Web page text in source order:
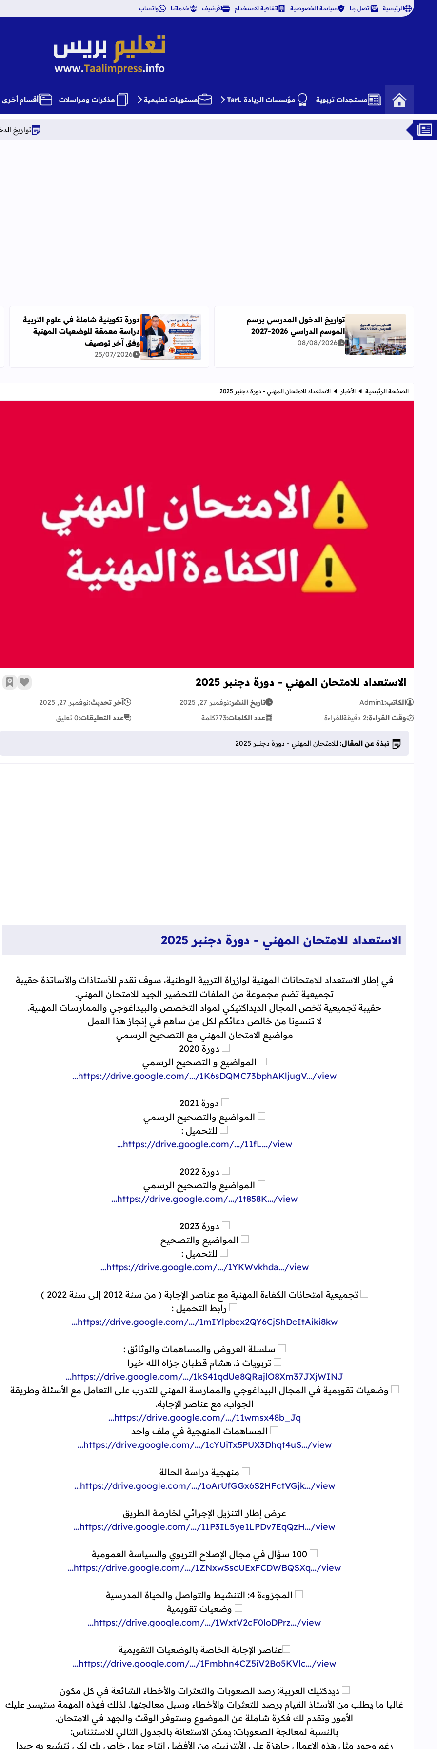
الرئيسية اتصل بنا سياسة الخصوصية اتفاقية الاستخدام الأرشيف خدماتنا واتساب
تعليم بريس TaalimPress
مستجدات تربوية مؤسسات الريادة TarL مستويات تعليمية مذكرات ومراسلات أقسام أخرى
تواريخ الدخول المدرسي برسم
اقرأ المزيد عن تواريخ الدخول المدرسي برسم الموسم الدراسي 2026-2027
تواريخ الدخول المدرسي برسم
الموسم الدراسي 2026-2027
08/08/2026 اقرأ المزيد عن دورة تكوينية شاملة في علوم التربية
دورة تكوينية شاملة في علوم التربية
دراسة معمقة للوضعيات المهنية
وفق آخر توصيف
25/07/2026
الصفحة الرئيسية الأخبار الاستعداد للامتحان المهني - دورة دجنبر 2025
الاستعداد للامتحان المهني - دورة دجنبر 2025 زر
الكاتب:Admin1 تاريخ النشر:نوفمبر 27, 2025 آخر تحديث:نوفمبر 27, 2025
وقت القراءة:2 دقيقة للقراءة عدد الكلمات:773كلمة عدد التعليقات:0 تعليق
نبذة عن المقال: للامتحان المهني - دورة دجنبر 2025
الاستعداد للامتحان المهني - دورة دجنبر 2025
في إطار الاستعداد للامتحانات المهنية لوازراة التربية الوطنية، سوف نقدم للأستاذات والأساتذة حقيبة
تجميعية تضم مجموعة من الملفات للتحضير الجيد للامتحان المهني.
حقيبة تجميعية تخص المجال الديداكتيكي لمواد التخصص والبيداغوجي والممارسات المهنية.
لا تنسونا من خالص دعائكم لكل من ساهم في إنجاز هذا العمل
مواضيع الامتحان المهني مع التصحيح الرسمي
دورة 2020
المواضيع و التصحيح الرسمي
https://drive.google.com/.../1K6sDQMC73bphAKljugV.../view...
دورة 2021
المواضيع والتصحيح الرسمي
للتحميل :
https://drive.google.com/.../11fL.../view...
دورة 2022
المواضيع والتصحيح الرسمي
https://drive.google.com/.../1t858K.../view...
دورة 2023
المواضيع والتصحيح
للتحميل :
https://drive.google.com/.../1YKWvkhda.../view...
تجميعية امتحانات الكفاءة المهنية مع عناصر الإجابة ( من سنة 2012 إلى سنة 2022 )
رابط التحميل :
https://drive.google.com/.../1mIYlpbcx2QY6CjShDcItAiki8kw...
سلسلة العروض والمساهمات والوثائق :
تربويات ذ. هشام قطبان جزاه الله خيرا
https://drive.google.com/.../1kS41qdUe8QRajlO8Xm37JXjWINJ...
وضعيات تقويمية في المجال البيداغوجي والممارسة المهني للتدرب على التعامل مع الأسئلة وطريقة
الجواب، مع عناصر الإجابة.
https://drive.google.com/.../11wmsx48b_Jq...
المساهمات المنهجية في ملف واحد
https://drive.google.com/.../1cYUiTx5PUX3Dhqt4uS.../view...
منهجية دراسة الحالة
https://drive.google.com/.../1oArUfGGx6S2HFctVGjk.../view...
عرض إطار التنزيل الإجرائي لخارطة الطريق
https://drive.google.com/.../11P3IL5ye1LPDv7EqQzH.../view...
https://drive.google.com/.../1ZNxwSscUExFCDWBQSXq.../view...
المجزوءة 4: التنشيط والتواصل والحياة المدرسية
وضعيات تقويمية
https://drive.google.com/.../1WxtV2cF0loDPrz.../view...
عناصر الإجابة الخاصة بالوضعيات التقويمية
https://drive.google.com/.../1Fmbhn4CZ5iV2Bo5KVlc.../view...
ديدكتيك العربية: رصد الصعوبات والتعثرات والأخطاء الشائعة في كل مكون
غالبا ما يطلب من الأستاذ القيام برصد للتعثرات والأخطاء وسبل معالجتها. لذلك فهذه المهمة ستيسر عليك
الأمور وتقدم لك فكرة شاملة عن الموضوع وستوفر الوقت والجهد في الامتحان.
بالنسبة لمعالجة الصعوبات: يمكن الاستعانة بالجدول التالي للاستئناس:
رغم وجود مثل هذه الاعمال جاهزة على الأنترنيت، من الأفضل إنتاج عمل خاص بك لكي تتشبع به جيدا